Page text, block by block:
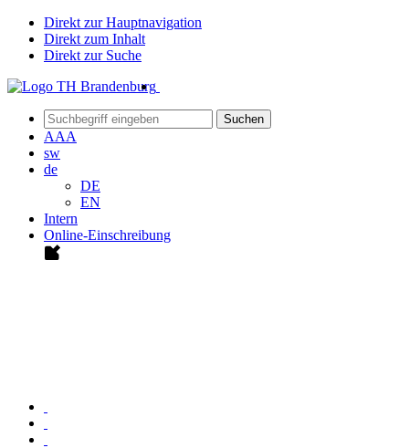
Direkt zur Hauptnavigation
Direkt zum Inhalt
Direkt zur Suche
Suchen
AAA
sw
de
DE
EN
Intern
Online-Einschreibung